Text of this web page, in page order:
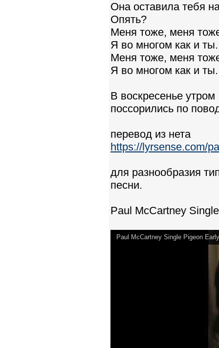
Она оставила тебя
Опять?
Меня тоже, меня
Я во многом как и ты.
Меня тоже, меня
Я во многом как и ты.
В воскресенье утром
поссорились по
перевод из нета
https://lyrsense.com/
для разнообразия
песни.
Paul McCartney
Paul McCartney Single Pigeon